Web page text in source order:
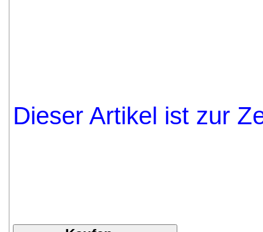
Dieser Artikel ist zur